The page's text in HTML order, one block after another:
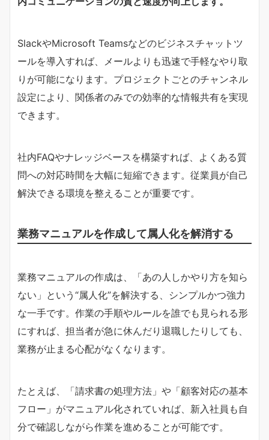
SlackやMicrosoft Teamsなどのビジネスチャットツ
ールを導入すれば、メールよりも迅速で手軽なやり取
りが可能になります。プロジェクトごとのチャンネル
設定により、関係者のみでの効率的な情報共有を実現
できます。
社内FAQやナレッジベースを構築すれば、よくある質
問への対応時間を大幅に短縮できます。従業員が自己
解決できる環境を整えることが重要です。
業務マニュアルを作成して属人化を解消する
業務マニュアルの作成は、「あの人しかやり方を知ら
ない」という“属人化”を解決する、シンプルかつ強力
な一手です。作業の手順やルールを誰でも見られる形
にすれば、担当者が急に休んだり退職したりしても、
業務が止まる心配がなくなります。
たとえば、「請求書の処理方法」や「顧客対応の基本
フロー」がマニュアル化されていれば、新入社員も自
分で確認しながら作業を進めることが可能です。